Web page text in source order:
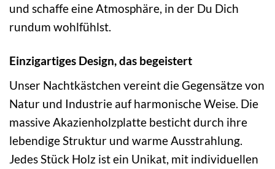
und schaffe eine Atmosphäre, in der Du Dich
rundum wohlfühlst.
Einzigartiges Design, das begeistert
Unser Nachtkästchen vereint die Gegensätze von
Natur und Industrie auf harmonische Weise. Die
massive Akazienholzplatte besticht durch ihre
lebendige Struktur und warme Ausstrahlung.
Jedes Stück Holz ist ein Unikat, mit individuellen